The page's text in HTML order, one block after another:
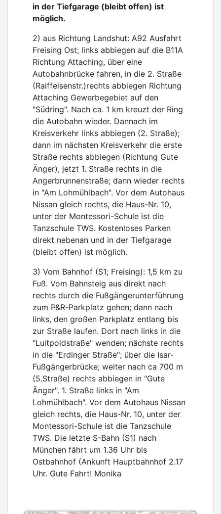
in der Tiefgarage (bleibt offen) ist
möglich.
2) aus Richtung Landshut: A92 Ausfahrt
Freising Ost; links abbiegen auf die B11A
Richtung Attaching, über eine
Autobahnbrücke fahren, in die 2. Straße
(Raiffeisenstr.)rechts abbiegen Richtung
Attaching Gewerbegebiet auf den
"Südring". Nach ca. 1 km kreuzt der Ring
die Autobahn wieder. Dannach im
Kreisverkehr links abbiegen (2. Straße);
dann im nächsten Kreisverkehr die erste
Straße rechts abbiegen (Richtung Gute
Änger), jetzt 1. Straße rechts in die
Angerbrunnenstraße; dann wieder rechts
in "Am Lohmühlbach". Vor dem Autohaus
Nissan gleich rechts, die Haus-Nr. 10,
unter der Montessori-Schule ist die
Tanzschule TWS. Kostenloses Parken
direkt nebenan und in der Tiefgarage
(bleibt offen) ist möglich.
3) Vom Bahnhof (S1; Freising): 1,5 km zu
Fuß. Vom Bahnsteig aus direkt nach
rechts durch die Fußgängerunterführung
zum P&R-Parkplatz gehen; dann nach
links, den großen Parkplatz entlang bis
zur Straße laufen. Dort nach links in die
"Luitpoldstraße" wenden; nächste rechts
in die "Erdinger Straße"; über die Isar-
Fußgängerbrücke; weiter nach ca 700 m
(5.Straße) rechts abbiegen in "Gute
Änger". 1. Straße links in "Am
Lohmühlbach". Vor dem Autohaus Nissan
gleich rechts, die Haus-Nr. 10, unter der
Montessori-Schule ist die Tanzschule
TWS. Die letzte S-Bahn (S1) nach
München fährt um 1.36 Uhr bis
Ostbahnhof (Ankunft Hauptbahnhof 2.17
Uhr. Gute Fahrt! Monika